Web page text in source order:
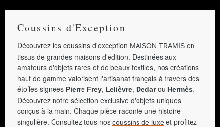
Coussins d'Exception
Découvrez les coussins d'exception MAISON TRAMIS en
tissus de grandes maisons d'édition. Destinées aux
amateurs d'objets rares et de beaux textiles, nos créations
haut de gamme valorisent l'artisanat français à travers des
étoffes signées Pierre Frey, Lelièvre, Dedarou Hermès.
Découvrez notre sélection exclusive d'objets uniques
conçus à la main. Chaque pièce raconte une histoire
singulière. Consultez tous nos coussins de luxe et profitez